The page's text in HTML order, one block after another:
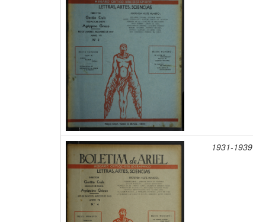
1931-1939